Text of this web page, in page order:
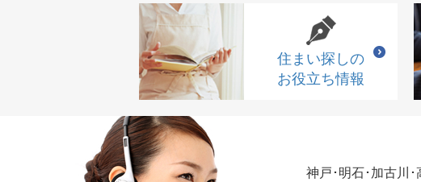
住まい探しの
お役立ち情報
神戸･明石･加古川･